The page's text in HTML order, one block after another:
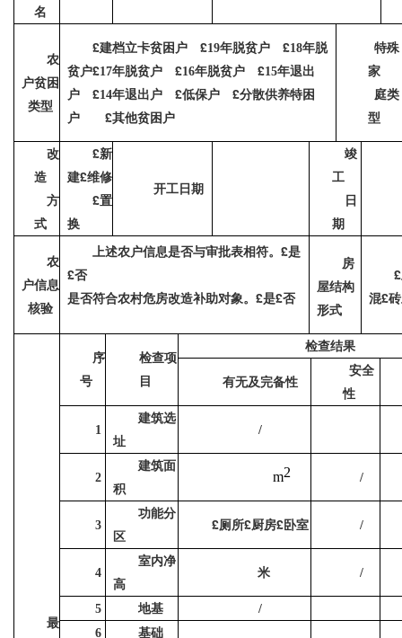
名
农
户贫困
类型
£建档立卡贫困户 £19年脱贫户 £18年脱
贫户£17年脱贫户 £16年脱贫户 £15年退出
户 £14年退出户 £低保户 £分散供养特困
户
£其他贫困户
特殊
家
庭类
型
改
造
方
式
£新
建£维修
£置
换
开工日期
竣
工
日
期
农
户信息
核验
上述农户信息是否与审批表相符。 £是
£否
是否符合农村危房改造补助对象。 £是£否
房
屋结构
形式
£
混£
最
序
号
检查项
目
检查结果
有无及完备性
安全
性
1
建筑选
址
/
2
建筑面
积
m2 /
3
功能分
区
£厕所£厨房£卧室 /
4
室内净
高
米 /
5 地基
/
6
基础